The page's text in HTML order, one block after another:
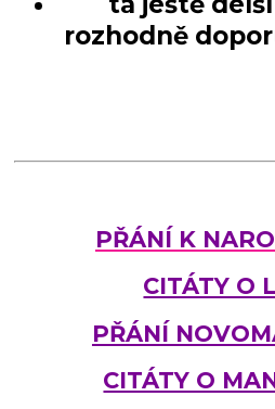
rozhodně
PŘÁNÍ K
CITÁTY O
PŘÁNÍ
CITÁTY O